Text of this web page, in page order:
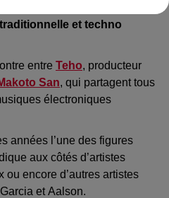
et techno
entre Teho, producteur
San, qui partagent tous
électroniques
années l’une des figures
aux côtés d’artistes
ou encore d’autres artistes
etAalson.